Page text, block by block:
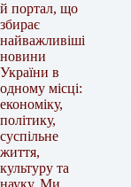
й портал, що
збирає
найважливіші
новини
України в
одному місці:
економіку,
політику,
суспільне
життя,
культуру та